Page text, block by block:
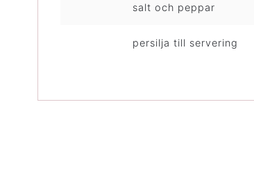
salt och peppar
persilja till servering